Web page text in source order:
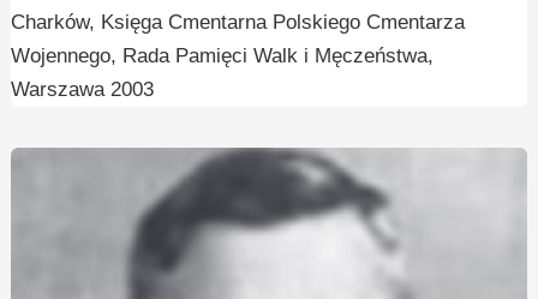
Charków, Księga Cmentarna Polskiego Cmentarza
Wojennego, Rada Pamięci Walk i Męczeństwa,
Warszawa 2003